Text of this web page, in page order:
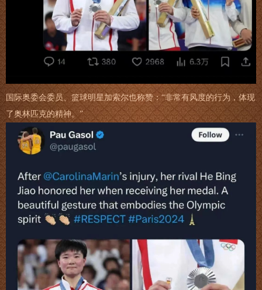
国际奥委会委员、篮球明星加索尔也称赞：“非常有风度的行为，体现
了奥林匹克的精神。”